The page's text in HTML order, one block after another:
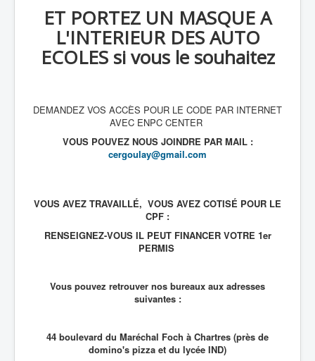
ET PORTEZ UN MASQUE A
L'INTERIEUR DES AUTO
ECOLES si vous le souhaitez
DEMANDEZ VOS ACCÈS POUR LE CODE PAR INTERNET
AVEC ENPC CENTER
VOUS POUVEZ NOUS JOINDRE PAR MAIL :
cergoulay@gmail.com
VOUS AVEZ TRAVAILLÉ, VOUS AVEZ COTISÉ POUR LE
CPF :
RENSEIGNEZ-VOUS IL PEUT FINANCER VOTRE 1er
PERMIS
Vous pouvez retrouver nos bureaux aux adresses
suivantes :
44 boulevard du Maréchal Foch à Chartres (près de
domino's pizza et du lycée IND)